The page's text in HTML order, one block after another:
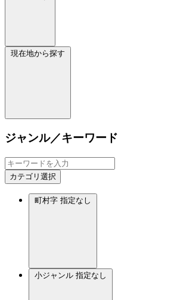
現在地から探す
ジャンル／キーワード
カテゴリ選択
町村字 指定なし
小ジャンル 指定なし